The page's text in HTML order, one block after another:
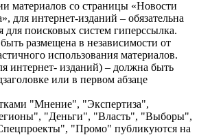
материалов со страницы «Новости
для интернет-изданий – обязательна
для поисковых систем гиперссылка.
размещена в независимости от
использования материалов.
интернет- изданий) – должна быть
или в первом абзаце
"Мнение", "Экспертиза",
"Деньги", "Власть", "Выборы",
"Промо" публикуются на